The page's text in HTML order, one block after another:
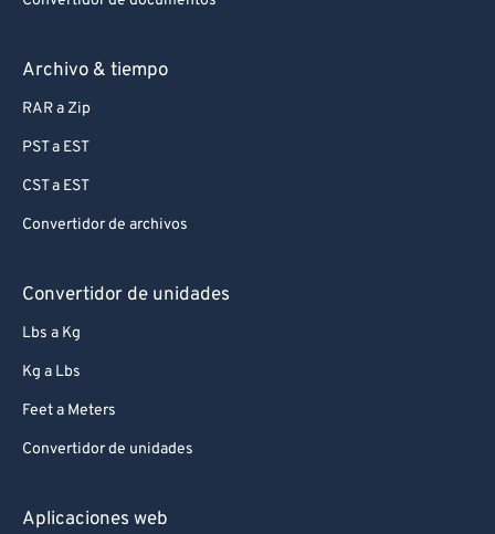
Archivo & tiempo
RAR a Zip
PST a EST
CST a EST
Convertidor de archivos
Convertidor de unidades
Lbs a Kg
Kg a Lbs
Feet a Meters
Convertidor de unidades
Aplicaciones web